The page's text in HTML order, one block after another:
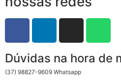
Dúvidas na hora de
(37) 98827-9609 Whatsapp